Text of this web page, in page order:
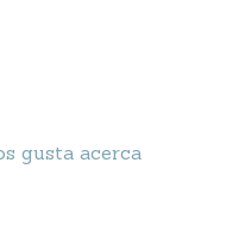
gusta acerca